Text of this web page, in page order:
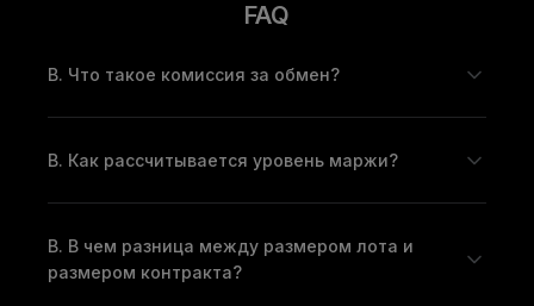
FAQ
В. Что такое комиссия за обмен?
В. Как рассчитывается уровень маржи?
В. В чем разница между размером лота и
размером контракта?